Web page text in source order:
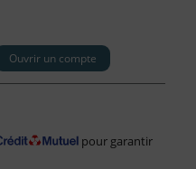
Ouvrir un compte
pour garantir